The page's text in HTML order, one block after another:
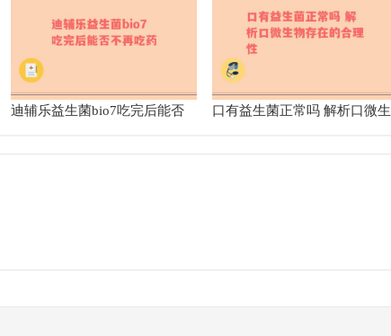
迪辅乐益生菌bio7吃完后能否
口有益生菌正常吗 解析口微生